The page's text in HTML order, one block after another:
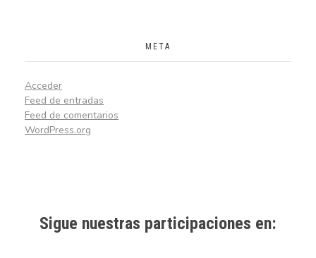
META
Acceder
Feed de entradas
Feed de comentarios
WordPress.org
Sigue nuestras participaciones en: